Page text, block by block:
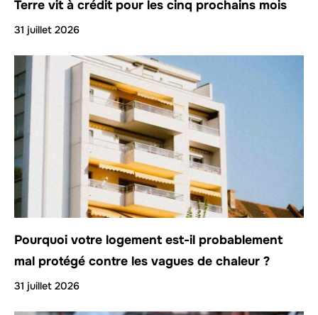
Terre vit à crédit pour les cinq prochains mois
31 juillet 2026
Pourquoi votre logement est-il probablement
mal protégé contre les vagues de chaleur ?
31 juillet 2026